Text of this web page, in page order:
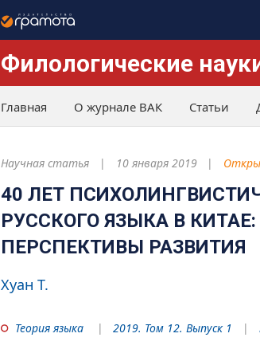
Филологические
Главная О журнале ВАК Статьи
Научная статья 10 января 2019
40 ЛЕТ
РУССКОГО ЯЗЫКА В
ПЕРСПЕКТИВЫ РАЗВИТИЯ
Хуан Т.
Теория языка 2019. Том 12. Выпуск 1